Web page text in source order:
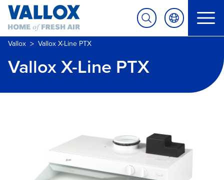
Vallox > Vallox X-Line PTX
Vallox X-Line PTX